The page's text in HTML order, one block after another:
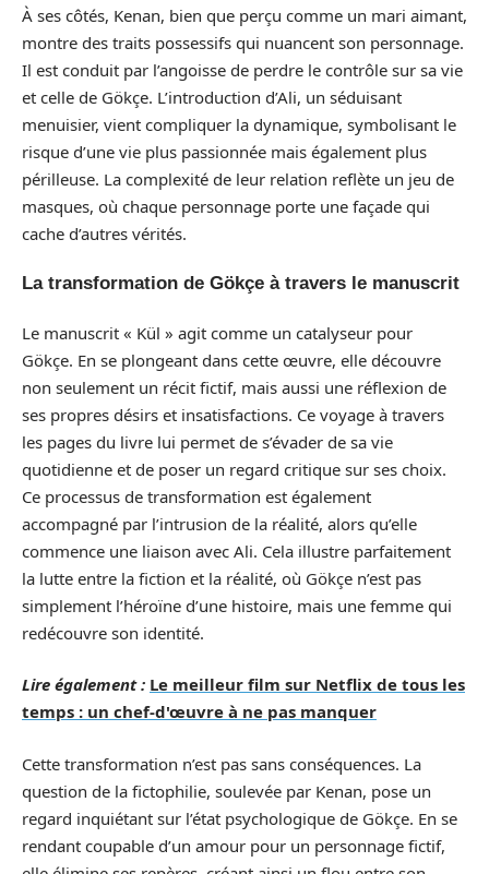
À ses côtés, Kenan, bien que perçu comme un mari aimant,
montre des traits possessifs qui nuancent son personnage.
Il est conduit par l’angoisse de perdre le contrôle sur sa vie
et celle de Gökçe. L’introduction d’Ali, un séduisant
menuisier, vient compliquer la dynamique, symbolisant le
risque d’une vie plus passionnée mais également plus
périlleuse. La complexité de leur relation reflète un jeu de
masques, où chaque personnage porte une façade qui
cache d’autres vérités.
La transformation de Gökçe à travers le manuscrit
Le manuscrit « Kül » agit comme un catalyseur pour
Gökçe. En se plongeant dans cette œuvre, elle découvre
non seulement un récit fictif, mais aussi une réflexion de
ses propres désirs et insatisfactions. Ce voyage à travers
les pages du livre lui permet de s’évader de sa vie
quotidienne et de poser un regard critique sur ses choix.
Ce processus de transformation est également
accompagné par l’intrusion de la réalité, alors qu’elle
commence une liaison avec Ali. Cela illustre parfaitement
la lutte entre la fiction et la réalité, où Gökçe n’est pas
simplement l’héroïne d’une histoire, mais une femme qui
redécouvre son identité.
Lire également : Le meilleur film sur Netflix de tous les
temps : un chef-d'œuvre à ne pas manquer
Cette transformation n’est pas sans conséquences. La
question de la fictophilie, soulevée par Kenan, pose un
regard inquiétant sur l’état psychologique de Gökçe. En se
rendant coupable d’un amour pour un personnage fictif,